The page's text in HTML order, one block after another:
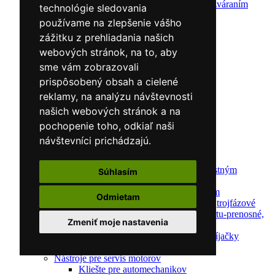
technológie sledovania
používame na zlepšenie vášho
zážitku z prehliadania našich
webových stránok, na to, aby
sme vám zobrazovali
prispôsobený obsah a cielené
reklamy, na analýzu návštevnosti
našich webových stránok a na
pochopenie toho, odkiaľ naši
návštevníci prichádzajú.
Súhlasím
Odmietam
Zmeniť moje nastavenia
Ochrana pred zváraním
Predohrev / Žíhanie
Polohovacie systémy
Indukčný ohrev
Auto náradie a vybavenie servisov
Lakernícke stojany
Nabíjačky a testery
Navijaky
Navijaky ručné
Navijaky elektrické
Reťazové kladkostroje
Náradie pre uloženie brzdového systému
Nástroje pre autookná
Nabíjačky/Štartéry
Automatické nabíjačky
Automatické nabíjačky s bezpečnostným
automatickým štartom
Nabíjačky/Štartéry s bezpečnostným
automatickým štartom-jednofázové,trojfázové
Dielenské nabíjačky s funkciou štartu-prenosné,
pojazdné
Mikroprocesorové automatické nabíjačky
Nástroje pre servis motorov
Kliešte pre automechanikov